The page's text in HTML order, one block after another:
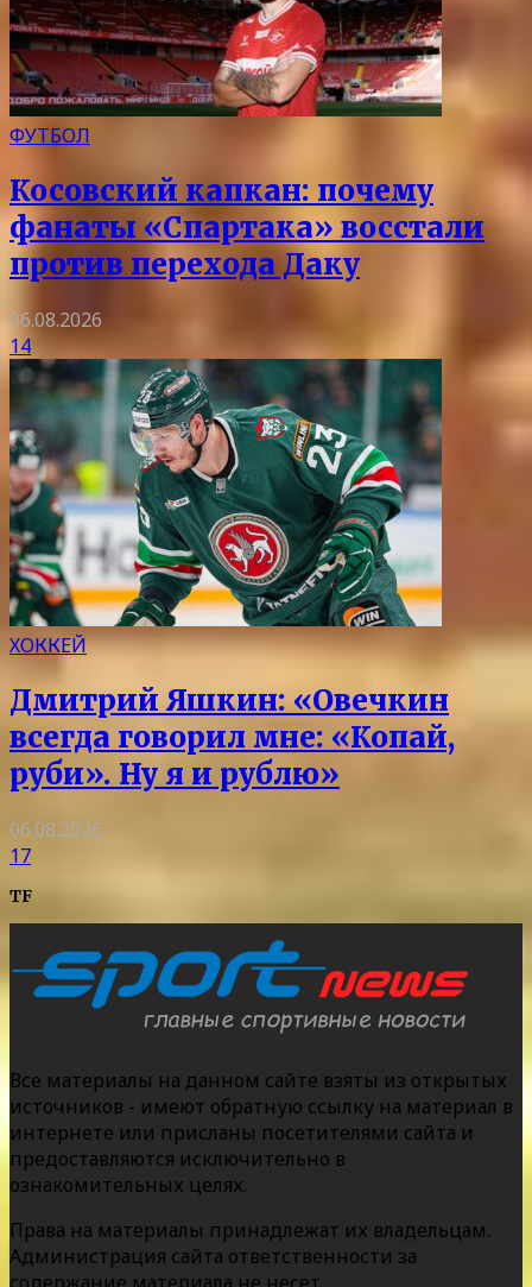
ФУТБОЛ
Косовский капкан: почему
фанаты «Спартака» восстали
против перехода Даку
06.08.2026
14
ХОККЕЙ
Дмитрий Яшкин: «Овечкин
всегда говорил мне: «Копай,
руби». Ну я и рублю»
06.08.2026
17
TF
Все материалы на данном сайте взяты из открытых
источников - имеют обратную ссылку на материал в
интернете или присланы посетителями сайта и
предоставляются исключительно в
ознакомительных целях.
Права на материалы принадлежат их владельцам.
Администрация сайта ответственности за